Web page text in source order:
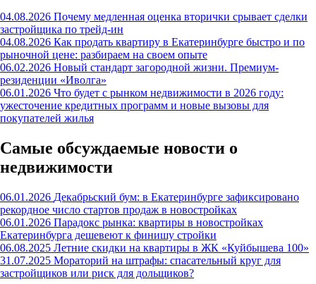
04.08.2026 Почему медленная оценка вторички срывает сделки
застройщика по трейд-ин
04.08.2026 Как продать квартиру в Екатеринбурге быстро и по
рыночной цене: разбираем на своем опыте
06.02.2026 Новый стандарт загородной жизни. Премиум-
резиденции «Иволга»
06.01.2026 Что будет с рынком недвижимости в 2026 году:
ужесточение кредитных программ и новые вызовы для
покупателей жилья
Самые обсуждаемые новости о
недвижимости
06.01.2026 Декабрьский бум: в Екатеринбурге зафиксировано
рекордное число стартов продаж в новостройках
06.01.2026 Парадокс рынка: квартиры в новостройках
Екатеринбурга дешевеют к финишу стройки
06.08.2025 Летние скидки на квартиры в ЖК «Куйбышева 100»
31.07.2025 Мораторий на штрафы: спасательный круг для
застройщиков или риск для дольщиков?